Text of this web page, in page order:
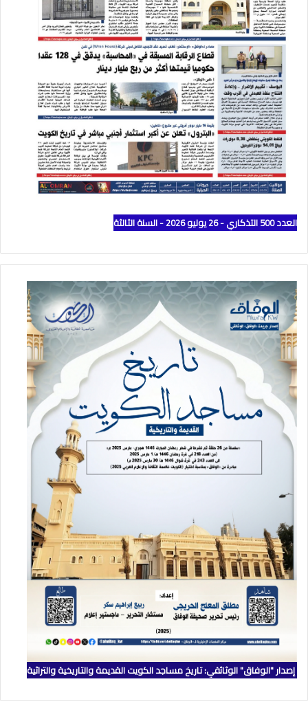
العدد 500 التذكاري - 26 يوليو 2026 - السنة الثالثة
إصدار "الوفاق" الوثائقي: تاريخ مساجد الكويت القديمة والتاريخية والتراثية